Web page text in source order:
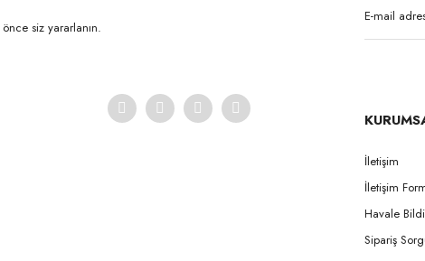
siz yararlanın.
İletişim
İletişim
Havale
Sipariş